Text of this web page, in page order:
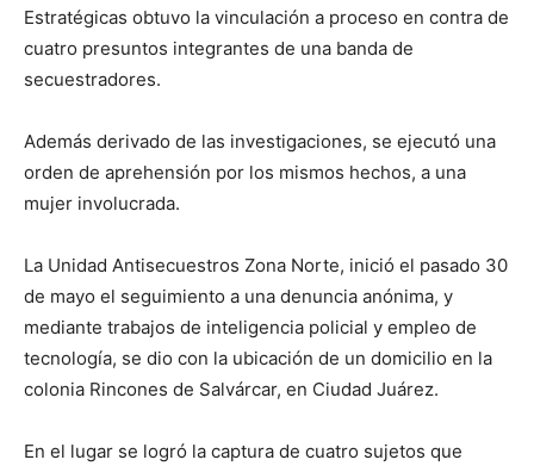
Estratégicas obtuvo la vinculación a proceso en contra de
cuatro presuntos integrantes de una banda de
secuestradores.
Además derivado de las investigaciones, se ejecutó una
orden de aprehensión por los mismos hechos, a una
mujer involucrada.
La Unidad Antisecuestros Zona Norte, inició el pasado 30
de mayo el seguimiento a una denuncia anónima, y
mediante trabajos de inteligencia policial y empleo de
tecnología, se dio con la ubicación de un domicilio en la
colonia Rincones de Salvárcar, en Ciudad Juárez.
En el lugar se logró la captura de cuatro sujetos que